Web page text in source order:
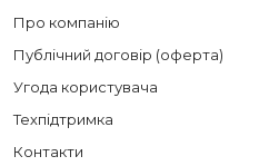
Про компанію
Публічний договір (оферта)
Угода користувача
Техпідтримка
Контакти